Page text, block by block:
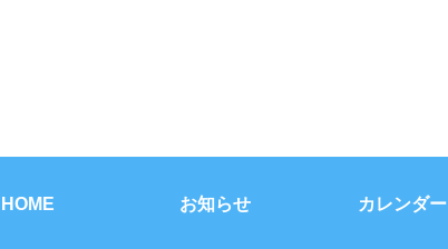
HOME お知らせ カレンダー